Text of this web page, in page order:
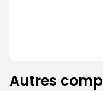
Autres